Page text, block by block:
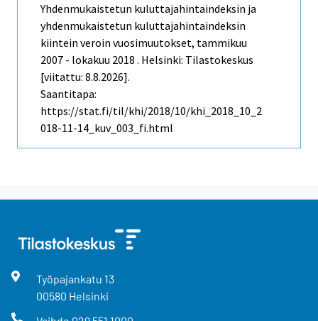
Yhdenmukaistetun kuluttajahintaindeksin ja
yhdenmukaistetun kuluttajahintaindeksin
kiintein veroin vuosimuutokset, tammikuu
2007 - lokakuu 2018 . Helsinki: Tilastokeskus
[viitattu: 8.8.2026].
Saantitapa:
https://stat.fi/til/khi/2018/10/khi_2018_10_2
018-11-14_kuv_003_fi.html
Työpajankatu 13
00580 Helsinki